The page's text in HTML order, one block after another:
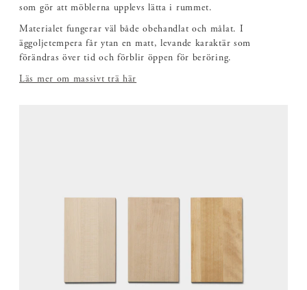
som gör att möblerna upplevs lätta i rummet.
Materialet fungerar väl både obehandlat och målat. I
äggoljetempera får ytan en matt, levande karaktär som
förändras över tid och förblir öppen för beröring.
Läs mer om massivt trä här